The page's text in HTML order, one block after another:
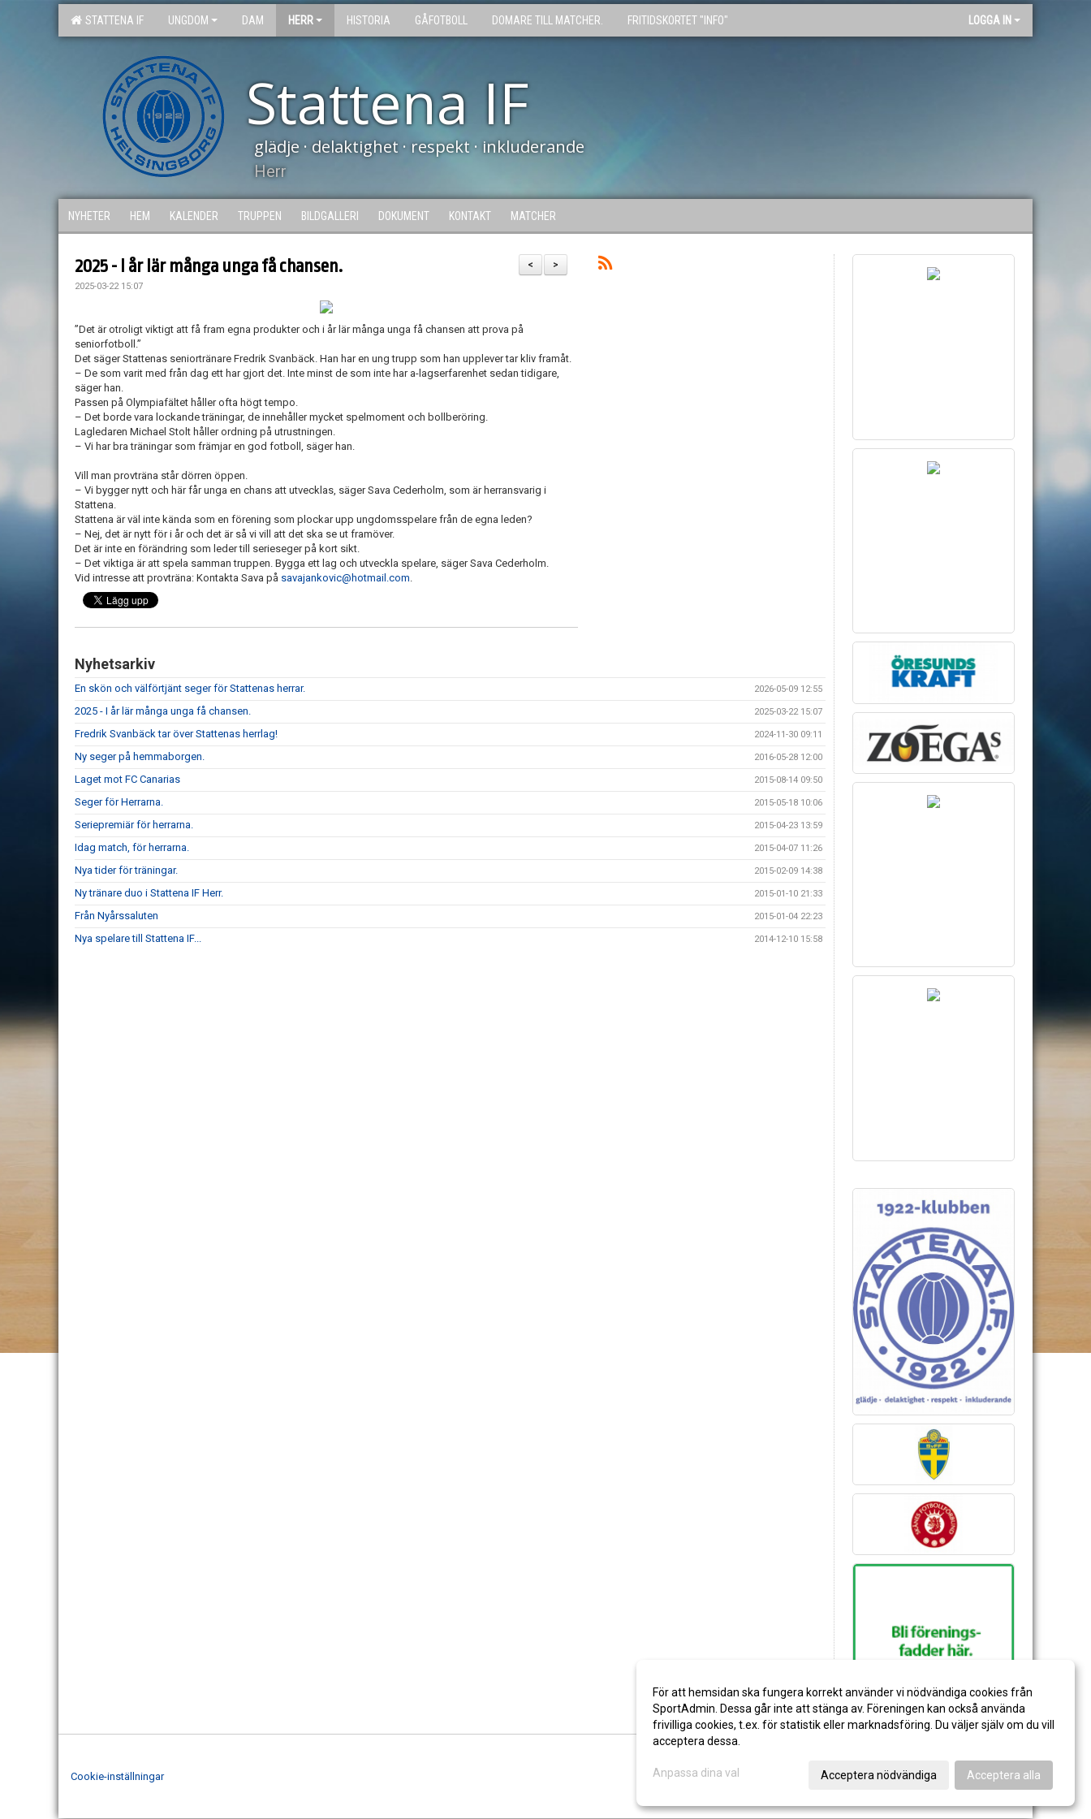
STATTENA IF UNGDOM DAM HERR HISTORIA GÅFOTBOLL DOMARE TILL MATCHER. FRITIDSKORTET "INFO" LOGGA IN
Stattena IF
glädje · delaktighet · respekt · inkluderande
Herr
NYHETER HEM KALENDER TRUPPEN BILDGALLERI DOKUMENT KONTAKT MATCHER
>
<
2025 - I år lär många unga få chansen.
2025-03-22 15:07
”Det är otroligt viktigt att få fram egna produkter och i år lär många unga få chansen att prova på
seniorfotboll.”
Det säger Stattenas seniortränare Fredrik Svanbäck. Han har en ung trupp som han upplever tar kliv framåt.
– De som varit med från dag ett har gjort det. Inte minst de som inte har a-lagserfarenhet sedan tidigare,
säger han.
Passen på Olympiafältet håller ofta högt tempo.
– Det borde vara lockande träningar, de innehåller mycket spelmoment och bollberöring.
Lagledaren Michael Stolt håller ordning på utrustningen.
– Vi har bra träningar som främjar en god fotboll, säger han.
Vill man provträna står dörren öppen.
– Vi bygger nytt och här får unga en chans att utvecklas, säger Sava Cederholm, som är herransvarig i
Stattena.
Stattena är väl inte kända som en förening som plockar upp ungdomsspelare från de egna leden?
– Nej, det är nytt för i år och det är så vi vill att det ska se ut framöver.
Det är inte en förändring som leder till serieseger på kort sikt.
– Det viktiga är att spela samman truppen. Bygga ett lag och utveckla spelare, säger Sava Cederholm.
Vid intresse att provträna: Kontakta Sava på savajankovic@hotmail.com.
Nyhetsarkiv
En skön och välförtjänt seger för Stattenas herrar. 2026-05-09 12:55
2025 - I år lär många unga få chansen. 2025-03-22 15:07
Fredrik Svanbäck tar över Stattenas herrlag! 2024-11-30 09:11
Ny seger på hemmaborgen. 2016-05-28 12:00
Laget mot FC Canarias 2015-08-14 09:50
Seger för Herrarna. 2015-05-18 10:06
Seriepremiär för herrarna. 2015-04-23 13:59
Idag match, för herrarna. 2015-04-07 11:26
Nya tider för träningar. 2015-02-09 14:38
Ny tränare duo i Stattena IF Herr. 2015-01-10 21:33
Från Nyårssaluten 2015-01-04 22:23
Nya spelare till Stattena IF... 2014-12-10 15:58
Cookie-inställningar
För att hemsidan ska fungera korrekt använder vi nödvändiga cookies från
SportAdmin. Dessa går inte att stänga av. Föreningen kan också använda
frivilliga cookies, t.ex. för statistik eller marknadsföring. Du väljer själv om du vill
acceptera dessa.
Anpassa dina val Acceptera nödvändiga Acceptera alla